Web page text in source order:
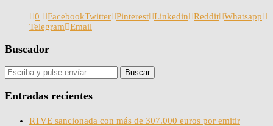
0 FacebookTwitter Pinterest Linkedin Reddit Whatsapp
Telegram Email
Buscador
Entradas recientes
RTVE sancionada con más de 307.000 euros por emitir